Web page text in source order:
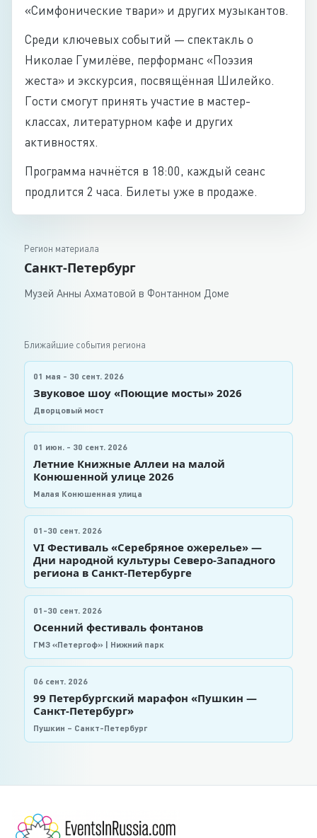
«Симфонические твари» и других музыкантов.
Среди ключевых событий — спектакль о
Николае Гумилёве, перформанс «Поэзия
жеста» и экскурсия, посвящённая Шилейко.
Гости смогут принять участие в мастер-
классах, литературном кафе и других
активностях.
Программа начнётся в 18:00, каждый сеанс
продлится 2 часа. Билеты уже в продаже.
Регион материала
Санкт-Петербург
Музей Анны Ахматовой в Фонтанном Доме
Ближайшие события региона
01 мая - 30 сент. 2026
Звуковое шоу «Поющие мосты» 2026
Дворцовый мост
01 июн. - 30 сент. 2026
Летние Книжные Аллеи на малой
Конюшенной улице 2026
Малая Конюшенная улица
01-30 сент. 2026
VI Фестиваль «Серебряное ожерелье» —
Дни народной культуры Северо-Западного
региона в Санкт-Петербурге
01-30 сент. 2026
Осенний фестиваль фонтанов
ГМЗ «Петергоф» | Нижний парк
06 сент. 2026
99 Петербургский марафон «Пушкин —
Санкт-Петербург»
Пушкин – Санкт-Петербург